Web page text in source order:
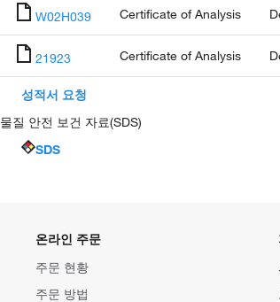
W02H039 Certificate of Analysis
21923 Certificate of Analysis
성적서 요청
물질 안전 보건 자료(SDS)
SDS
온라인 주문
주문 현황
주문 방법